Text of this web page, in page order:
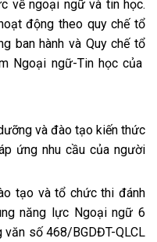
về ngoại ngữ và tin học.
động theo quy chế tổ
ban hành và Quy chế tổ
Ngoại ngữ-Tin học của
và đào tạo kiến thức
ứng nhu cầu của người
tạo và tổ chức thi đánh
năng lực Ngoại ngữ 6
văn số 468/BGDĐT-QLCL